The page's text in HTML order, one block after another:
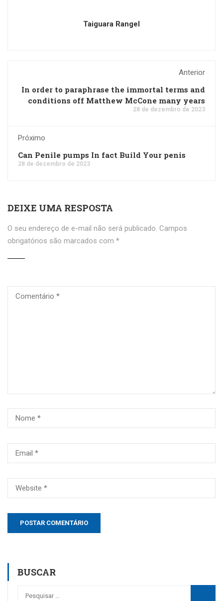
Taiguara Rangel
Anterior
In order to paraphrase the immortal terms and
conditions off Matthew McCone many years
28 de dezembro de 2023
Próximo
Can Penile pumps In fact Build Your penis
28 de dezembro de 2023
DEIXE UMA RESPOSTA
O seu endereço de e-mail não será publicado. Campos
obrigatórios são marcados com *
BUSCAR